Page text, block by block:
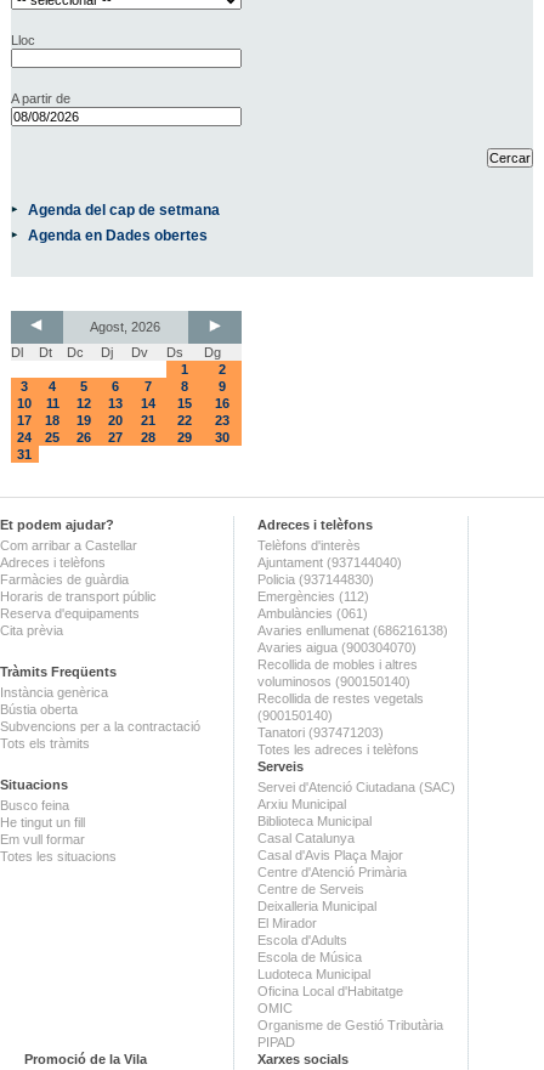
Lloc
A partir de
Agenda del cap de setmana
Agenda en Dades obertes
Agost, 2026
Dl
Dt Dc Dj Dv Ds
Dg
1
2
3
4 5 6 7 8
9
10
11 12 13 14 15
16
17
18 19 20 21 22
23
24
25 26 27 28 29
30
31
Et podem ajudar?
Com arribar a Castellar
Adreces i telèfons
Farmàcies de guàrdia
Horaris de transport públic
Reserva d'equipaments
Cita prèvia
Tràmits Freqüents
Instància genèrica
Bústia oberta
Subvencions per a la contractació
Tots els tràmits
Situacions
Busco feina
He tingut un fill
Em vull formar
Totes les situacions
Adreces i telèfons
Telèfons d'interès
Ajuntament (937144040)
Policia (937144830)
Emergències (112)
Ambulàncies (061)
Avaries enllumenat (686216138)
Avaries aigua (900304070)
Recollida de mobles i altres
voluminosos (900150140)
Recollida de restes vegetals
(900150140)
Tanatori (937471203)
Totes les adreces i telèfons
Serveis
Servei d'Atenció Ciutadana (SAC)
Arxiu Municipal
Biblioteca Municipal
Casal Catalunya
Casal d'Avis Plaça Major
Centre d'Atenció Primària
Centre de Serveis
Deixalleria Municipal
El Mirador
Escola d'Adults
Escola de Música
Ludoteca Municipal
Oficina Local d'Habitatge
OMIC
Organisme de Gestió Tributària
PIPAD
Promoció de la Vila
Xarxes socials